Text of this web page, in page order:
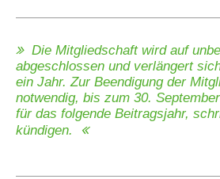
Die Mitgliedschaft wird auf
abgeschlossen und verlängert
ein Jahr. Zur Beendigung der
notwendig, bis zum 30.
für das folgende Beitragsjahr,
kündigen.